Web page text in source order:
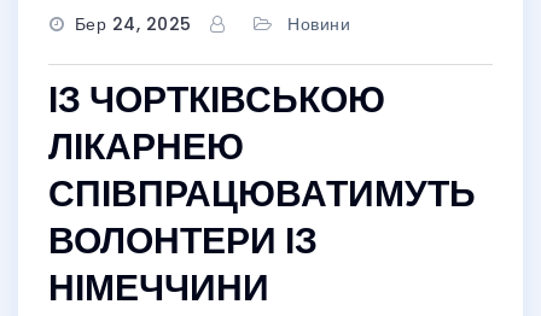
Бер 24, 2025 Новини
ІЗ ЧОРТКІВСЬКОЮ
ЛІКАРНЕЮ
СПІВПРАЦЮВАТИМУТЬ
ВОЛОНТЕРИ ІЗ
НІМЕЧЧИНИ